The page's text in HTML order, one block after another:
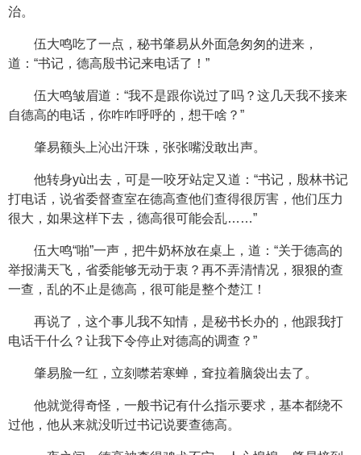
治。
伍大鸣吃了一点，秘书肇易从外面急匆匆的进来，
道：“书记，德高殷书记来电话了！”
伍大鸣皱眉道：“我不是跟你说过了吗？这几天我不接来
自德高的电话，你咋咋呼呼的，想干啥？”
肇易额头上沁出汗珠，张张嘴没敢出声。
他转身yù出去，可是一咬牙站定又道：“书记，殷林书记
打电话，说省委督查室在德高查他们查得很厉害，他们压力
很大，如果这样下去，德高很可能会乱……”
伍大鸣“啪”一声，把牛奶杯放在桌上，道：“关于德高的
举报满天飞，省委能够无动于衷？再不弄清情况，狠狠的查
一查，乱的不止是德高，很可能是整个楚江！
再说了，这个事儿我不知情，是秘书长办的，他跟我打
电话干什么？让我下令停止对德高的调查？”
肇易脸一红，立刻噤若寒蝉，耷拉着脑袋出去了。
他就觉得奇怪，一般书记有什么指示要求，基本都绕不
过他，他从来就没听过书记说要查德高。